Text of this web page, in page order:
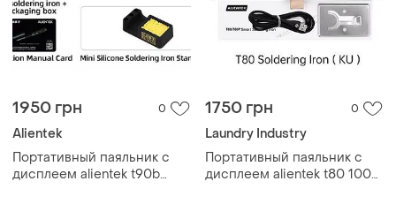
1950 грн 0
Alientek
Портативный паяльник с
дисплеем alientek t90b
1750 грн 0
Laundry Industry
Портативный паяльник с
дисплеем alientek t80 100w